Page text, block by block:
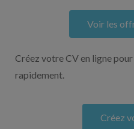
Voir les
Créez votre CV en ligne
rapidement.
Créez